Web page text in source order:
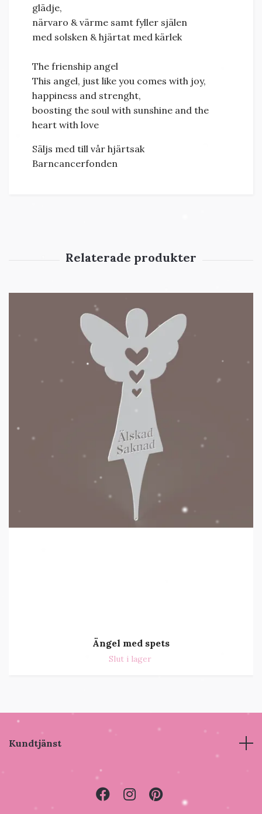
glädje,
närvaro & värme samt fyller själen
med solsken & hjärtat med kärlek
The frienship angel
This angel, just like you comes with joy,
happiness and strenght,
boosting the soul with sunshine and the
heart with love
Säljs med till vår hjärtsak
Barncancerfonden
Ängel med spets
Slut i lager
Kundtjänst